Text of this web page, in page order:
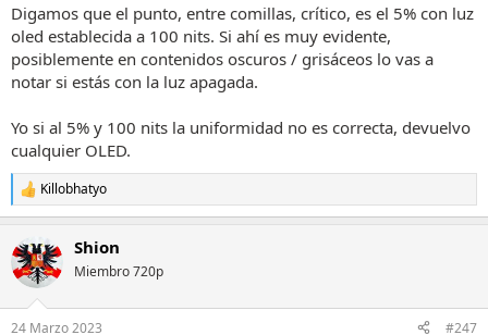
Digamos que el punto, entre comillas, crítico, es el 5% con luz
oled establecida a 100 nits. Si ahí es muy evidente,
posiblemente en contenidos oscuros / grisáceos lo vas a
notar si estás con la luz apagada.
Yo si al 5% y 100 nits la uniformidad no es correcta, devuelvo
cualquier OLED.
R
e
c
c
i
Killobhatyo
Shion
Miembro 720p
24 Marzo 2023 #247